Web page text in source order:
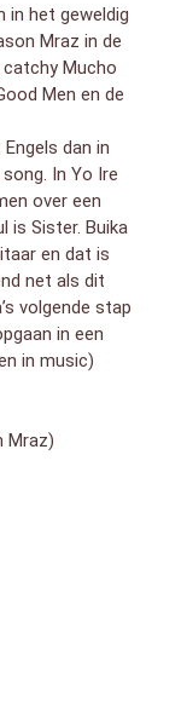
in het geweldig
Mraz in de
catchy Mucho
Men en de
dan in
In Yo Ire
over een
is Sister. Buika
en dat is
net als dit
volgende stap
in een
in music)
Mraz)